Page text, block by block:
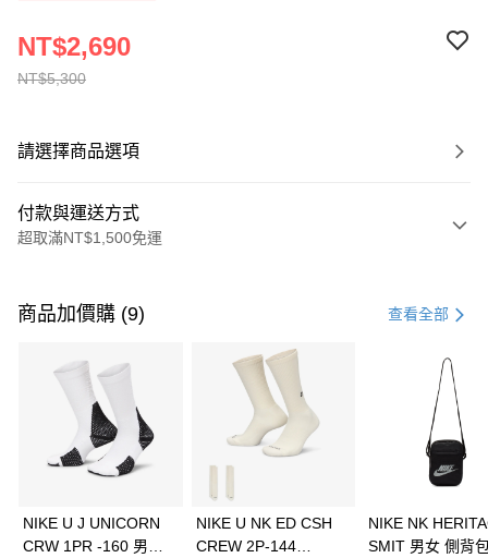
NT$5,300
NT$2,690
請選擇商品選項
付款與運送方式
超取滿NT$1,500免運
信用卡一次付款
3 期 0 利率 每期 21家銀行
合作金庫商業銀行
第一商業銀行
華南商業銀行
彰化商業銀行
上海商業儲蓄銀行
Apple Pay
全盈+PAY
商品加價購 (9) 查看全部
NIKE U J UNICORN
CRW 1PR -160 男女
NIKE U NK ED CSH
CREW 2P-144
NIKE NK
SMIT 男女 側背